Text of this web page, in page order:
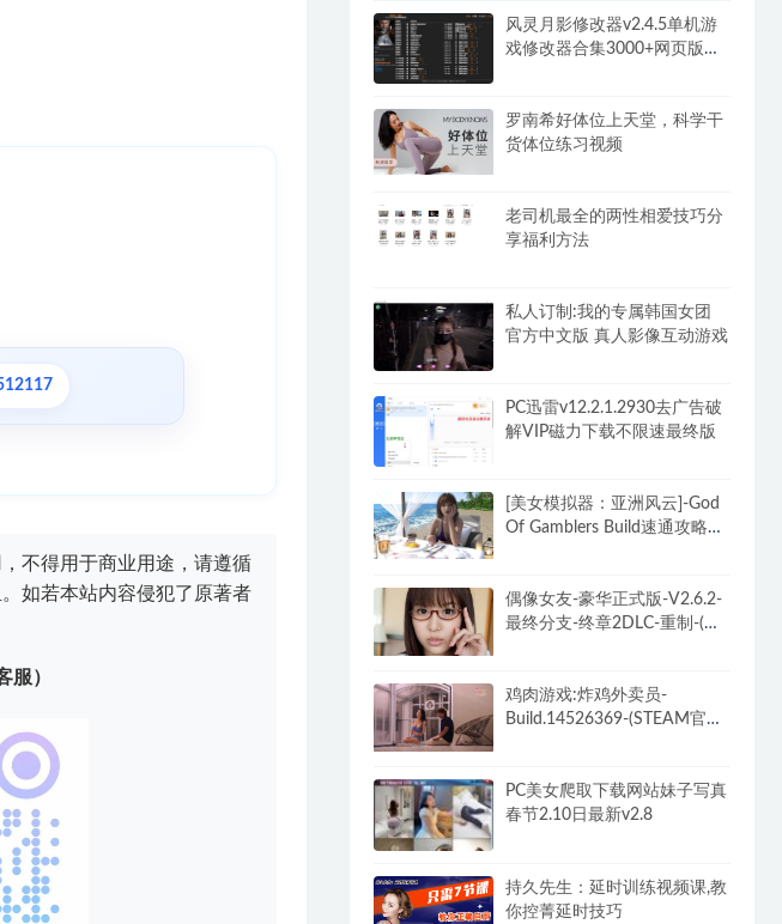
不得用于商业用途，请遵循
如若本站内容侵犯了原著者
服）
风灵月影修改器v2.4.5单机游
戏修改器合集3000+网页版永
罗南希好体位上天堂，科学干
货体位练习视频
老司机最全的两性相爱技巧分
享福利方法
私人订制:我的专属韩国女团
官方中文版 真人影像互动游戏
PC迅雷v12.2.1.2930去广告破
解VIP磁力下载不限速最终版
[美女模拟器：亚洲风云]-God
Of Gamblers Build速通攻略
偶像女友-豪华正式版-V2.6.2-
最终分支-终章2DLC-重制-(官
鸡肉游戏:炸鸡外卖员-
Build.14526369-(STEAM官中
PC美女爬取下载网站妹子写真
春节2.10日最新v2.8
持久先生：延时训练视频课,教
你控菁延时技巧